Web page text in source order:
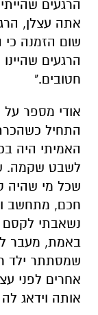
חטובים."
אודי מספר
התחיל
האמיתי היה
שכל מי שהיה
חכם, מתחשב
נשאבתי לקסם
באמת, מעבר
שמסתתר ילד
אחרים לפני
אותה וידאג
אודי מסכם
תמיד תהיה
תודה שנתת